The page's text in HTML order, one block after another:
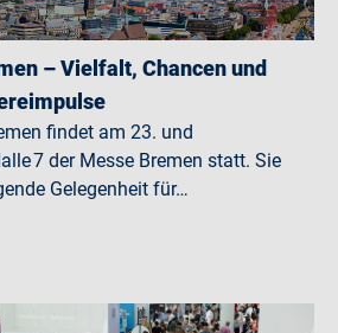
– Vielfalt, Chancen und
findet am 23. und
7 der Messe Bremen statt. Sie
Gelegenheit für…